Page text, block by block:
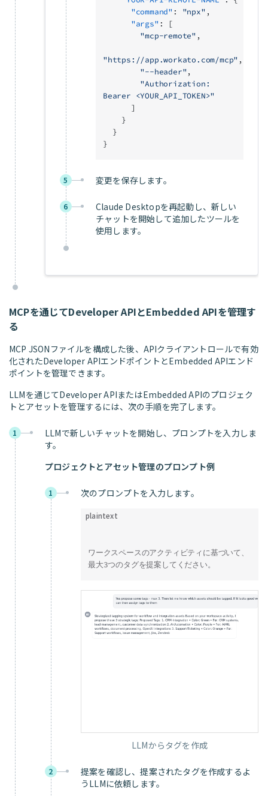
      "command"
: "npx" ,
      "args"
: [
        "mcp-remote"
,
"https://app.workato.com/mcp" ,
        "--header"
,
Bearer <YOUR_API_TOKEN>"
      ]
    }
  }
}
5 変更を保存します。
6
Claude Desktopを再起動し、新しい
チャットを開始して追加したツールを
使用します。
MCPを通じてDeveloper APIとEmbedded APIを管理す
る
MCP JSONファイルを構成した後、APIクライアントロールで有効
化されたDeveloper APIエンドポイントとEmbedded APIエンド
ポイントを管理できます。
LLMを通じてDeveloper APIまたはEmbedded APIのプロジェク
トとアセットを管理するには、次の手順を完了します。
1
LLMで新しいチャットを開始し、プロンプトを入力しま
す。
プロジェクトとアセット管理のプロンプト例
1 次のプロンプトを入力します。
plaintext
ワークスペースのアクティビティに基づいて、
最大3つのタグを提案してください。
LLMからタグを作成
2
提案を確認し、提案されたタグを作成するよ
うLLMに依頼します。